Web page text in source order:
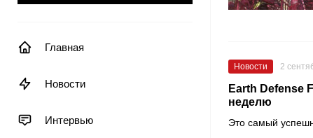
Главная
Новости
Интервью
Новости 2
Earth Defense
неделю
Это самый